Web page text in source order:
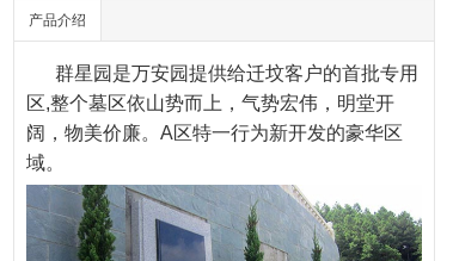
产品介绍
群星园是万安园提供给迁坟客户的首批专用
区,整个墓区依山势而上，气势宏伟，明堂开
阔，物美价廉。A区特一行为新开发的豪华区
域。